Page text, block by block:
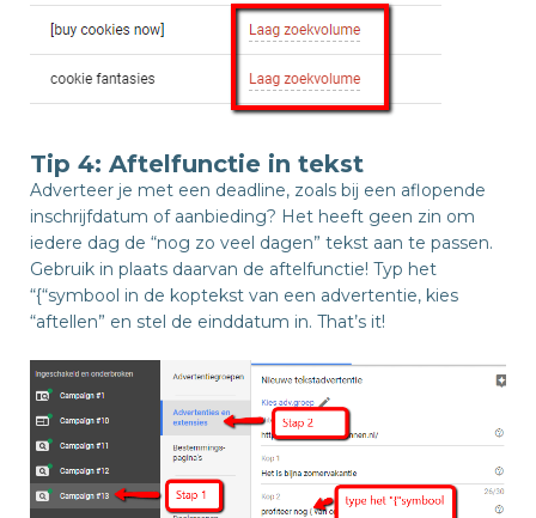
Tip 4: Aftelfunctie in tekst
Adverteer je met een deadline, zoals bij een aflopende
inschrijfdatum of aanbieding? Het heeft geen zin om
iedere dag de “nog zo veel dagen” tekst aan te passen.
Gebruik in plaats daarvan de aftelfunctie! Typ het
“{“symbool in de koptekst van een advertentie, kies
“aftellen” en stel de einddatum in. That’s it!